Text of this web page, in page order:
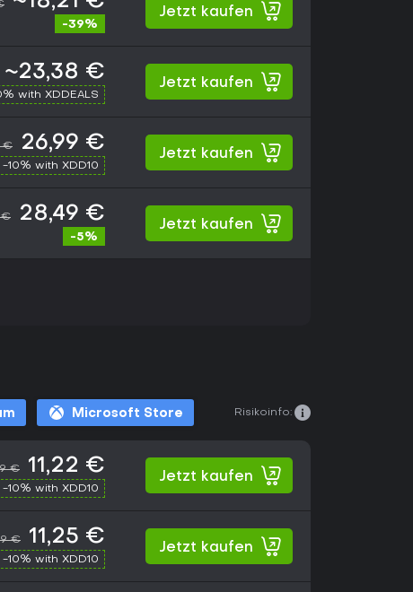
-39%
Jetzt kaufen
~23,38 €
with XDDEALS
Jetzt kaufen
€ 26,99 €
-10% with XDD10
Jetzt kaufen
€ 28,49 €
-5%
Jetzt kaufen
Microsoft Store Risikoinfo:
€ 11,22 €
-10% with XDD10
Jetzt kaufen
€ 11,25 €
-10% with XDD10
Jetzt kaufen